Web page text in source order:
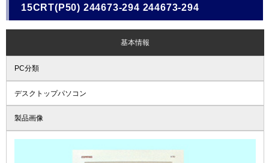
15CRT(P50) 244673-294 244673-294
基本情報
PC分類
デスクトップパソコン
製品画像